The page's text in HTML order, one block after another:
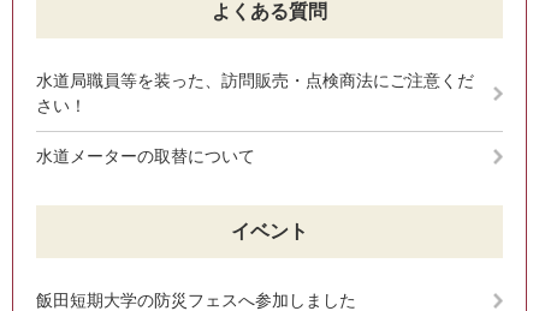
よくある質問
水道局職員等を装った、訪問販売・点検商法にご注意くだ
さい！
水道メーターの取替について
イベント
飯田短期大学の防災フェスへ参加しました